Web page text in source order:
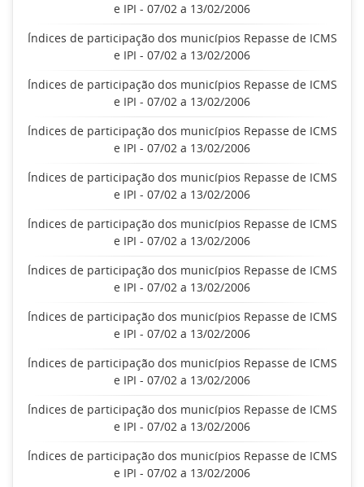
e IPI - 07/02 a 13/02/2006
Índices de participação dos municípios Repasse de ICMS
e IPI - 07/02 a 13/02/2006
Índices de participação dos municípios Repasse de ICMS
e IPI - 07/02 a 13/02/2006
Índices de participação dos municípios Repasse de ICMS
e IPI - 07/02 a 13/02/2006
Índices de participação dos municípios Repasse de ICMS
e IPI - 07/02 a 13/02/2006
Índices de participação dos municípios Repasse de ICMS
e IPI - 07/02 a 13/02/2006
Índices de participação dos municípios Repasse de ICMS
e IPI - 07/02 a 13/02/2006
Índices de participação dos municípios Repasse de ICMS
e IPI - 07/02 a 13/02/2006
Índices de participação dos municípios Repasse de ICMS
e IPI - 07/02 a 13/02/2006
Índices de participação dos municípios Repasse de ICMS
e IPI - 07/02 a 13/02/2006
Índices de participação dos municípios Repasse de ICMS
e IPI - 07/02 a 13/02/2006